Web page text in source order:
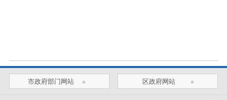
市政府部门网站 区政府网站